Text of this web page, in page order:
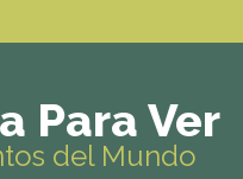
Para Ver
del Mundo